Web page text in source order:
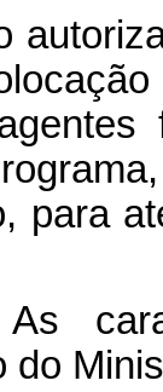
para
do